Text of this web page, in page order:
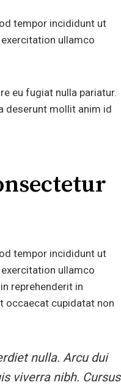
tempor incididunt ut
ullamco
eu fugiat nulla pariatur.
deserunt mollit anim id
tempor incididunt ut
ullamco
reprehenderit in
occaecat cupidatat non
nulla. Arcu dui
viverra nibh. Cursus